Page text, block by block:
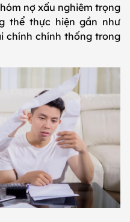
nợ xấu nghiêm trọng
thể thực hiện gần như
chính chính thống trong